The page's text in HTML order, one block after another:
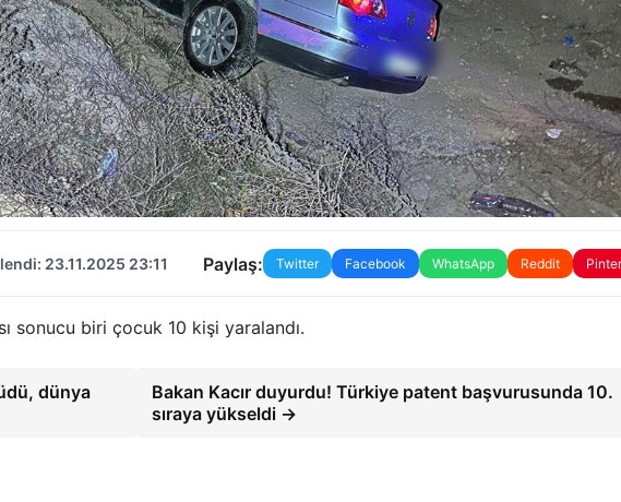
23.11.2025 23:11 Paylaş: Twitter Facebook WhatsApp Reddit
sonucu biri çocuk 10 kişi yaralandı.
dünya
Bakan Kacır duyurdu! Türkiye patent başvurusunda 10.
sıraya yükseldi →